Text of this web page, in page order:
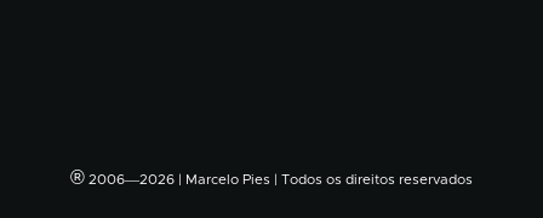
® 2006―2026 | Marcelo Pies | Todos os direitos reservados